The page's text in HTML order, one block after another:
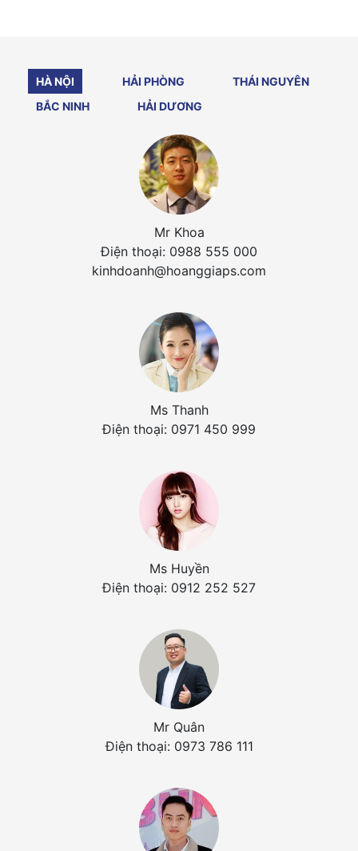
HÀ NỘI HẢI PHÒNG
THÁI NGUYÊN
BẮC NINH
HẢI DƯƠNG
Mr Khoa
Điện thoại: 0988 555 000
kinhdoanh@hoanggiaps.com
Ms Thanh
Điện thoại: 0971 450 999
Ms Huyền
Điện thoại: 0912 252 527
Mr Quân
Điện thoại: 0973 786 111